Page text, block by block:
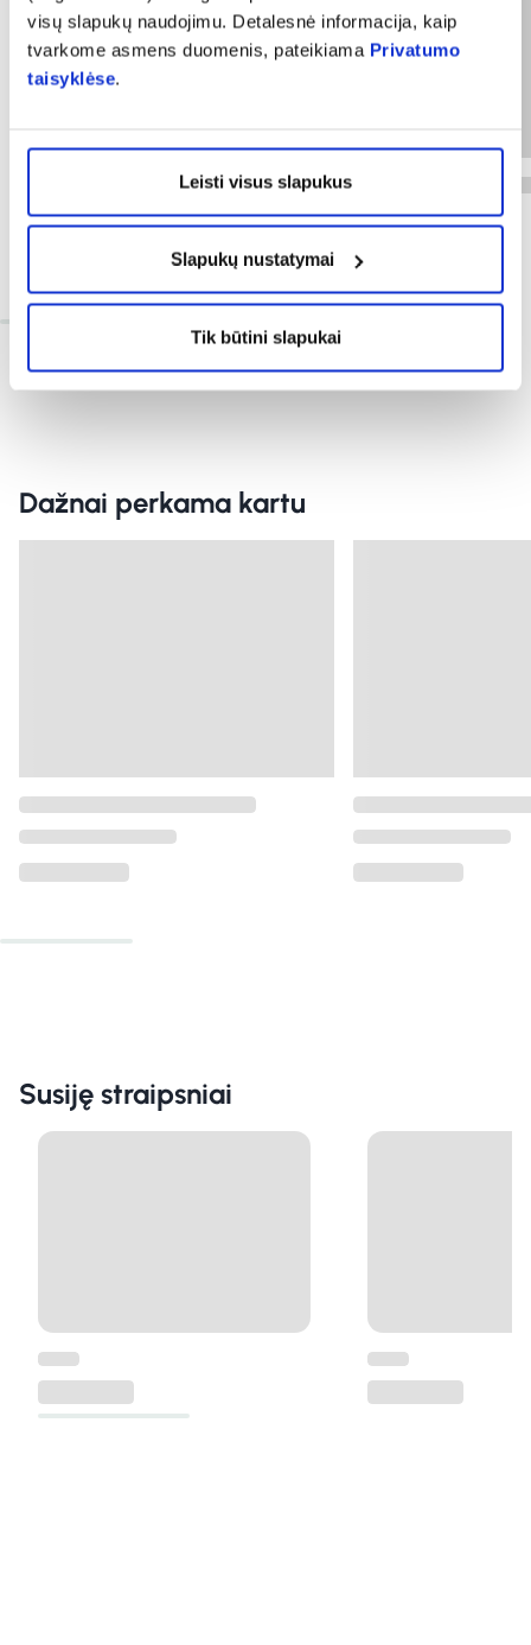
visų slapukų naudojimu. Detalesnė informacija, kaip
tvarkome asmens duomenis, pateikiama Privatumo
taisyklėse.
Leisti visus slapukus
Slapukų nustatymai
Tik būtini slapukai
Dažnai perkama kartu
Susiję straipsniai